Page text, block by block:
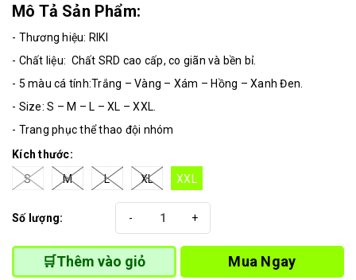
Mô Tả Sản Phẩm:
- Thương hiệu: RIKI
- Chất liệu: Chất SRD cao cấp, co giãn và bền bỉ.
- 5 màu cá tính:Trắng – Vàng – Xám – Hồng – Xanh Đen.
- Size: S – M – L – XL – XXL.
- Trang phục thể thao đội nhóm
Kích thước:
S
M L XL XXL
Số lượng: +
-
🛒Thêm vào giỏ Mua Ngay